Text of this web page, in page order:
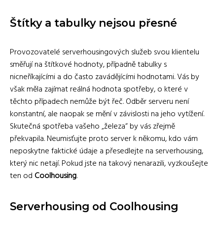
Štítky a tabulky nejsou přesné
Provozovatelé serverhousingových služeb svou klientelu
směřují na štítkové hodnoty, případně tabulky s
nicneříkajícími a do často zavádějícími hodnotami. Vás by
však měla zajímat reálná hodnota spotřeby, o které v
těchto případech nemůže být řeč. Odběr serveru není
konstantní, ale naopak se mění v závislosti na jeho vytížení.
Skutečná spotřeba vašeho „železa“ by vás zřejmě
překvapila. Neumisťujte proto server k někomu, kdo vám
neposkytne faktické údaje a přesedlejte na serverhousing,
který nic netají. Pokud jste na takový nenarazili, vyzkoušejte
ten od Coolhousing.
Serverhousing od Coolhousing